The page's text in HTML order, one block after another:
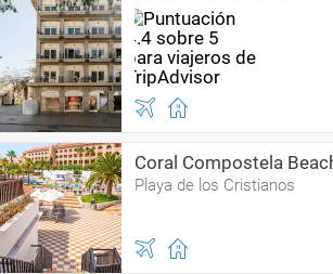
Coral Compostela
Playa de los Cristianos